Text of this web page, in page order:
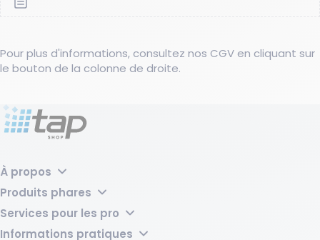
Pour plus d'informations, consultez nos CGV en cliquant sur
le bouton de la colonne de droite.
À propos
Pourquoi choisir TAP Shop ?
Tap Groupe
Produits phares
Transpalette manuel laqué – 2500 kg, fourches 540 mm
Bac de rétention acier pour 2 fûts avec caillebotis - 220 litres
Sabot de Protection - L168xl315xH400 mm
Services pour les pro
Vos produits sur mesure
Informations pratiques